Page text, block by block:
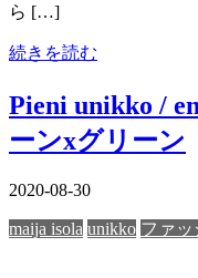
ら […]
続きを読む
Pieni unikko /
ーンxグリーン
2020-08-30
maija isola unikko ファッ